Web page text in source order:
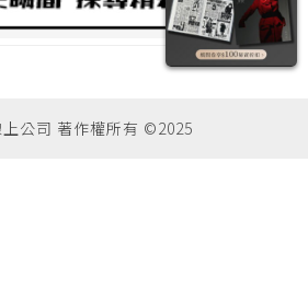
公司 著作權所有 ©2025